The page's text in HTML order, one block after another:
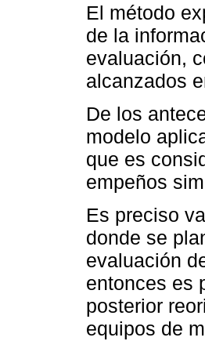
El método
de la
evaluación,
alcanzados
De los
modelo
que es
empeños
Es preciso
donde se
evaluación
entonces es
posterior
equipos de